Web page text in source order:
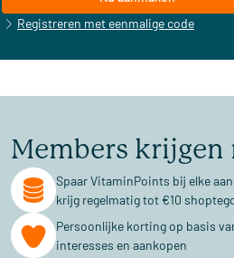
Registreren met eenmalige code
Members krijgen
Spaar VitaminPoints bij elke
krijg regelmatig tot €10
Persoonlijke korting op basis
interesses en aankopen